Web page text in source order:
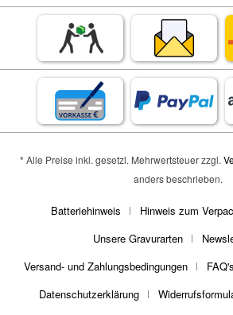
* Alle Preise inkl. gesetzl. Mehrwertsteuer zzgl.
anders beschrieben.
Batteriehinweis
Hinweis zum
Unsere Gravurarten
Versand- und Zahlungsbedingungen
FAQ's
Datenschutzerklärung